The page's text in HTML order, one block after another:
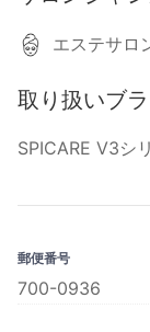
エステサロ
取り扱いブ
SPICARE V3シ
郵便番号
700-0936